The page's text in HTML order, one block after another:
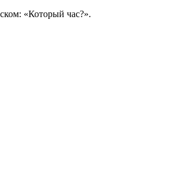
«Который час?».